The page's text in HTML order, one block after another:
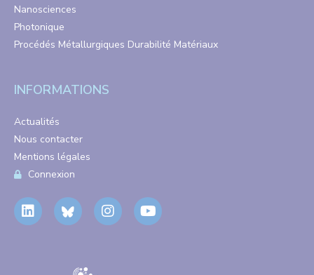
Nanosciences
Photonique
Procédés Métallurgiques Durabilité Matériaux
INFORMATIONS
Actualités
Nous contacter
Mentions légales
Connexion